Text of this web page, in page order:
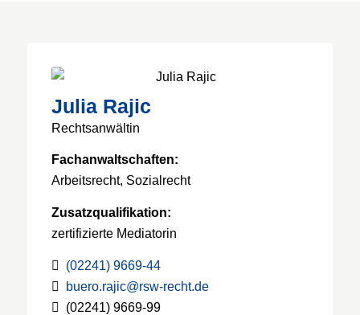
Julia Rajic
Rechtsanwältin
Fachanwaltschaften:
Arbeitsrecht, Sozialrecht
Zusatzqualifikation:
zertifizierte Mediatorin
(02241) 9669-44
buero.rajic@rsw-recht.de
(02241) 9669-99